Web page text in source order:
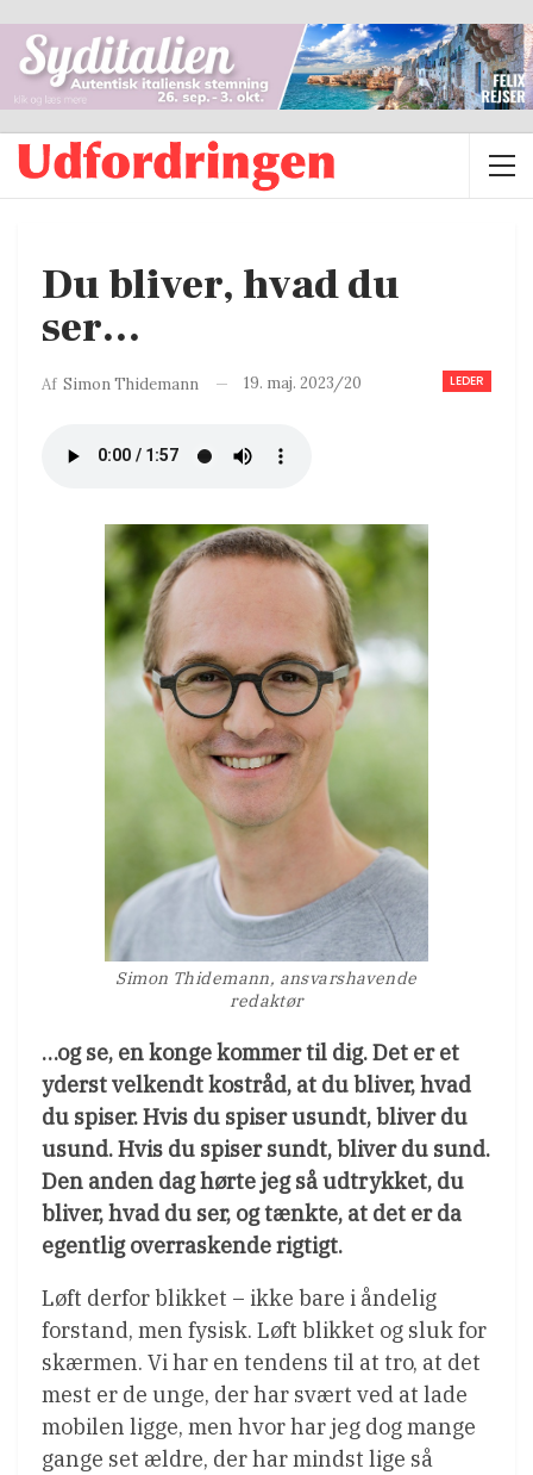
Du bliver, hvad du
ser…
LEDER
Af Simon Thidemann 19. maj. 2023/20
Simon Thidemann, ansvarshavende
redaktør
…og se, en konge kommer til dig. Det er et
yderst velkendt kostråd, at du bliver, hvad
du spiser. Hvis du spiser usundt, bliver du
usund. Hvis du spiser sundt, bliver du sund.
Den anden dag hørte jeg så udtrykket, du
bliver, hvad du ser, og tænkte, at det er da
egentlig overraskende rigtigt.
Løft derfor blikket – ikke bare i åndelig
forstand, men fysisk. Løft blikket og sluk for
skærmen. Vi har en tendens til at tro, at det
mest er de unge, der har svært ved at lade
mobilen ligge, men hvor har jeg dog mange
gange set ældre, der har mindst lige så